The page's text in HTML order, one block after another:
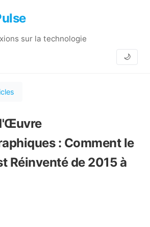
sur la technologie
🌙
: Comment le
Réinventé de 2015 à